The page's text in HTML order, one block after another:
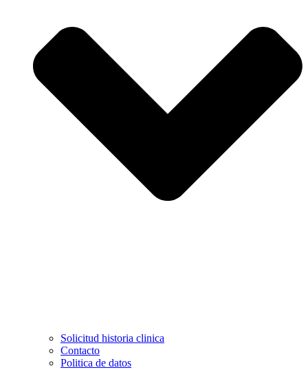
Solicitud historia clinica
Contacto
Politica de datos